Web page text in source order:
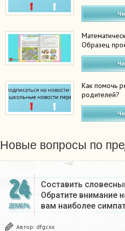
Образец
Как помочь
родителей?
Новые вопросы по
24
ДЕКАБРЬ
Составить
Обратите внимание
вам наиболее
Автор: dfgcxx